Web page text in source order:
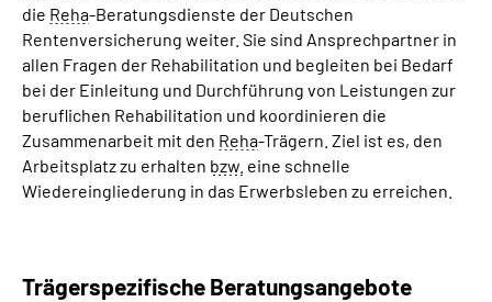
Mein Kundenportal
die Reha-Beratungsdienste der Deutschen
Rentenversicherung weiter. Sie sind Ansprechpartner in
allen Fragen der Rehabilitation und begleiten bei Bedarf
bei der Einleitung und Durchführung von Leistungen zur
beruflichen Rehabilitation und koordinieren die
Zusammenarbeit mit den Reha-Trägern. Ziel ist es, den
Arbeitsplatz zu erhalten bzw. eine schnelle
Wiedereingliederung in das Erwerbsleben zu erreichen.
Trägerspezifische Beratungsangebote